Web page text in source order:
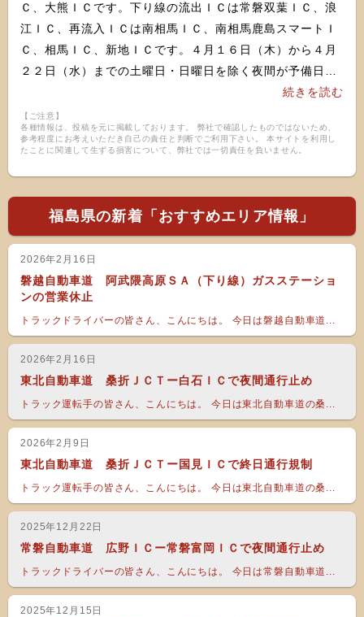
Ｃ、大熊ＩＣです。下り線の流出ＩＣは常磐双葉ＩＣ、浪
江ＩＣ、再流入ＩＣは南相馬ＩＣ、南相馬鹿島スマートＩ
Ｃ、相馬ＩＣ、新地ＩＣです。４月１６日（木）から４月
２２日（水）までの土曜日・日曜日を除く夜間が予備日に
続きを読む
【ご注意】
各種情報は、投稿を元に掲載しております。 弊社で確認したものではないため、
参考程度にお考えいただき自己の責任と判断でご利用下さい。 本サイトを利用し
たことに関連して生ずる損害について、弊社では一切責任を負いません。
福島県の新着「おすすめエリア情報」
2026年2月16日
磐越自動車道 阿武隈高原ＳＡ（下り線）ガスステーショ
ンの営業休止
トラックドライバーの皆さん、こんにちは。 今日は磐越自動車道...
2026年2月16日
東北自動車道 桑折ＪＣＴー白石ＩＣで夜間通行止め
トラック運転手の皆さん、こんにちは。 今日は東北自動車道の桑...
2026年2月9日
東北自動車道 桑折ＪＣＴー国見ＩＣで終日通行規制
トラック運転手の皆さん、こんにちは。 今日は東北自動車道の桑...
2025年12月22日
常磐自動車道 広野ＩＣー常磐富岡ＩＣで夜間通行止め
トラックドライバーの皆さん、こんにちは。 今日は常磐自動車道...
2025年12月15日